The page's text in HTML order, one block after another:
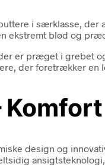
i særklasse,
ekstremt blød og
er præget i grebet
der foretrækker en
design og